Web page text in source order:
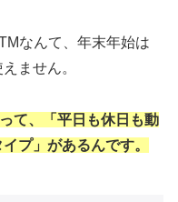
なんて、年末年始は
ません。
て、「平日も休日も動
プ」があるんです。